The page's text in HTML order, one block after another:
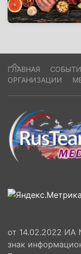
ГЛАВНАЯ
ОРГАНИЗАЦИИ
от 14.02.2022
знак